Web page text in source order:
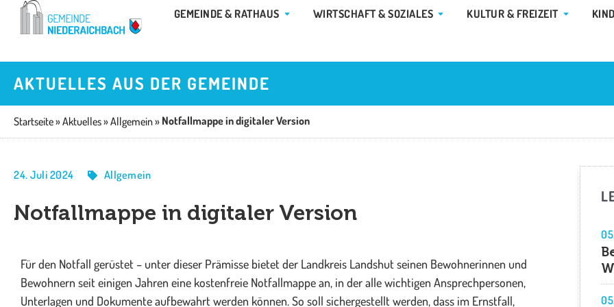
Zum
GEMEINDE & RATHAUS ÖFFNE GEMEINDE & RATHAUS
WIRTSCHAFT & SOZIALES ÖFFNE WIRTSCHAFT & SOZIALES
KULTUR & FREIZEIT ÖFFNE
AKTUELLES AUS DER GEMEINDE
Startseite»Aktuelles»Allgemein» Notfallmappe in digitaler Version
24. Juli 2024 Allgemein
Notfallmappe in digitaler Version
Für den Notfall gerüstet – unter dieser Prämisse bietet der Landkreis Landshut seinen Bewohnerinnen und
Bewohnern seit einigen Jahren eine kostenfreie Notfallmappe an, in der alle wichtigen Ansprechpersonen,
Unterlagen und Dokumente aufbewahrt werden können. So soll sichergestellt werden, dass im Ernstfall,